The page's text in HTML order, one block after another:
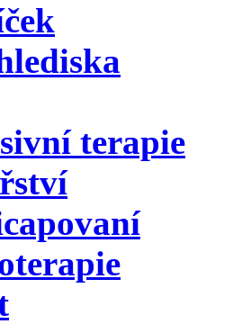
terapie